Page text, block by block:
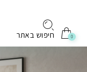
חיפוש באתר 0